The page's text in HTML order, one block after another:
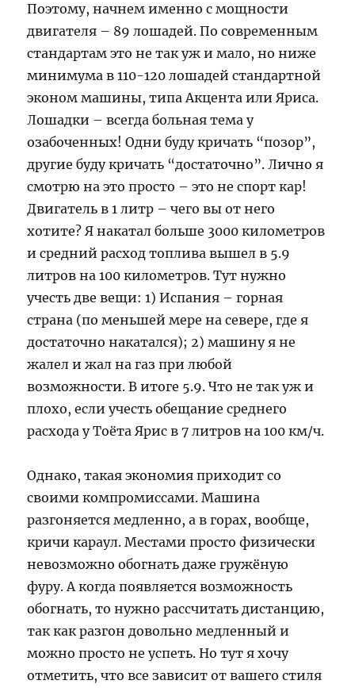
Поэтому, начнем именно с мощности
двигателя – 89 лошадей. По современным
стандартам это не так уж и мало, но ниже
минимума в 110-120 лошадей стандартной
эконом машины, типа Акцента или Яриса.
Лошадки – всегда больная тема у
озабоченных! Одни буду кричать “позор”,
другие буду кричать “достаточно”. Лично я
смотрю на это просто – это не спорт кар!
Двигатель в 1 литр – чего вы от него
хотите? Я накатал больше 3000 километров
и средний расход топлива вышел в 5.9
литров на 100 километров. Тут нужно
учесть две вещи: 1) Испания – горная
страна (по меньшей мере на севере, где я
достаточно накатался); 2) машину я не
жалел и жал на газ при любой
возможности. В итоге 5.9. Что не так уж и
плохо, если учесть обещание среднего
расхода у Тоёта Ярис в 7 литров на 100 км/ч.
Однако, такая экономия приходит со
своими компромиссами. Машина
разгоняется медленно, а в горах, вообще,
кричи караул. Местами просто физически
невозможно обогнать даже гружёную
фуру. А когда появляется возможность
обогнать, то нужно рассчитать дистанцию,
так как разгон довольно медленный и
можно просто не успеть. Но тут я хочу
отметить, что все зависит от вашего стиля